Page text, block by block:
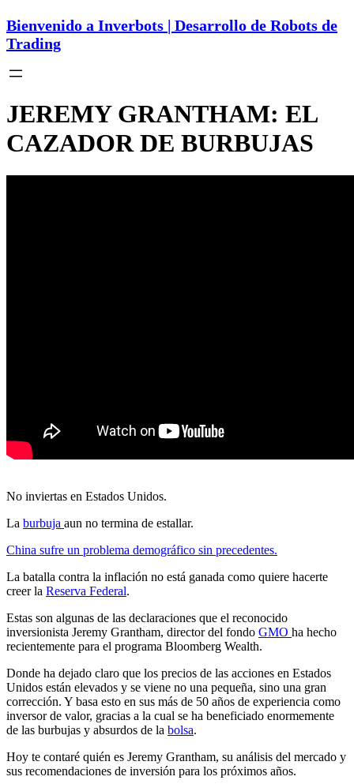
Bienvenido a Inverbots | Desarrollo de Robots de
Trading
JEREMY GRANTHAM: EL
CAZADOR DE BURBUJAS
No inviertas en Estados Unidos.
La burbuja aun no termina de estallar.
China sufre un problema demográfico sin precedentes.
La batalla contra la inflación no está ganada como quiere hacerte
creer la Reserva Federal.
Estas son algunas de las declaraciones que el reconocido
inversionista Jeremy Grantham, director del fondo GMO ha hecho
recientemente para el programa Bloomberg Wealth.
Donde ha dejado claro que los precios de las acciones en Estados
Unidos están elevados y se viene no una pequeña, sino una gran
corrección. Y basa esto en sus más de 50 años de experiencia como
inversor de valor, gracias a la cual se ha beneficiado enormemente
de las burbujas y absurdos de la bolsa.
Hoy te contaré quién es Jeremy Grantham, su análisis del mercado y
sus recomendaciones de inversión para los próximos años.